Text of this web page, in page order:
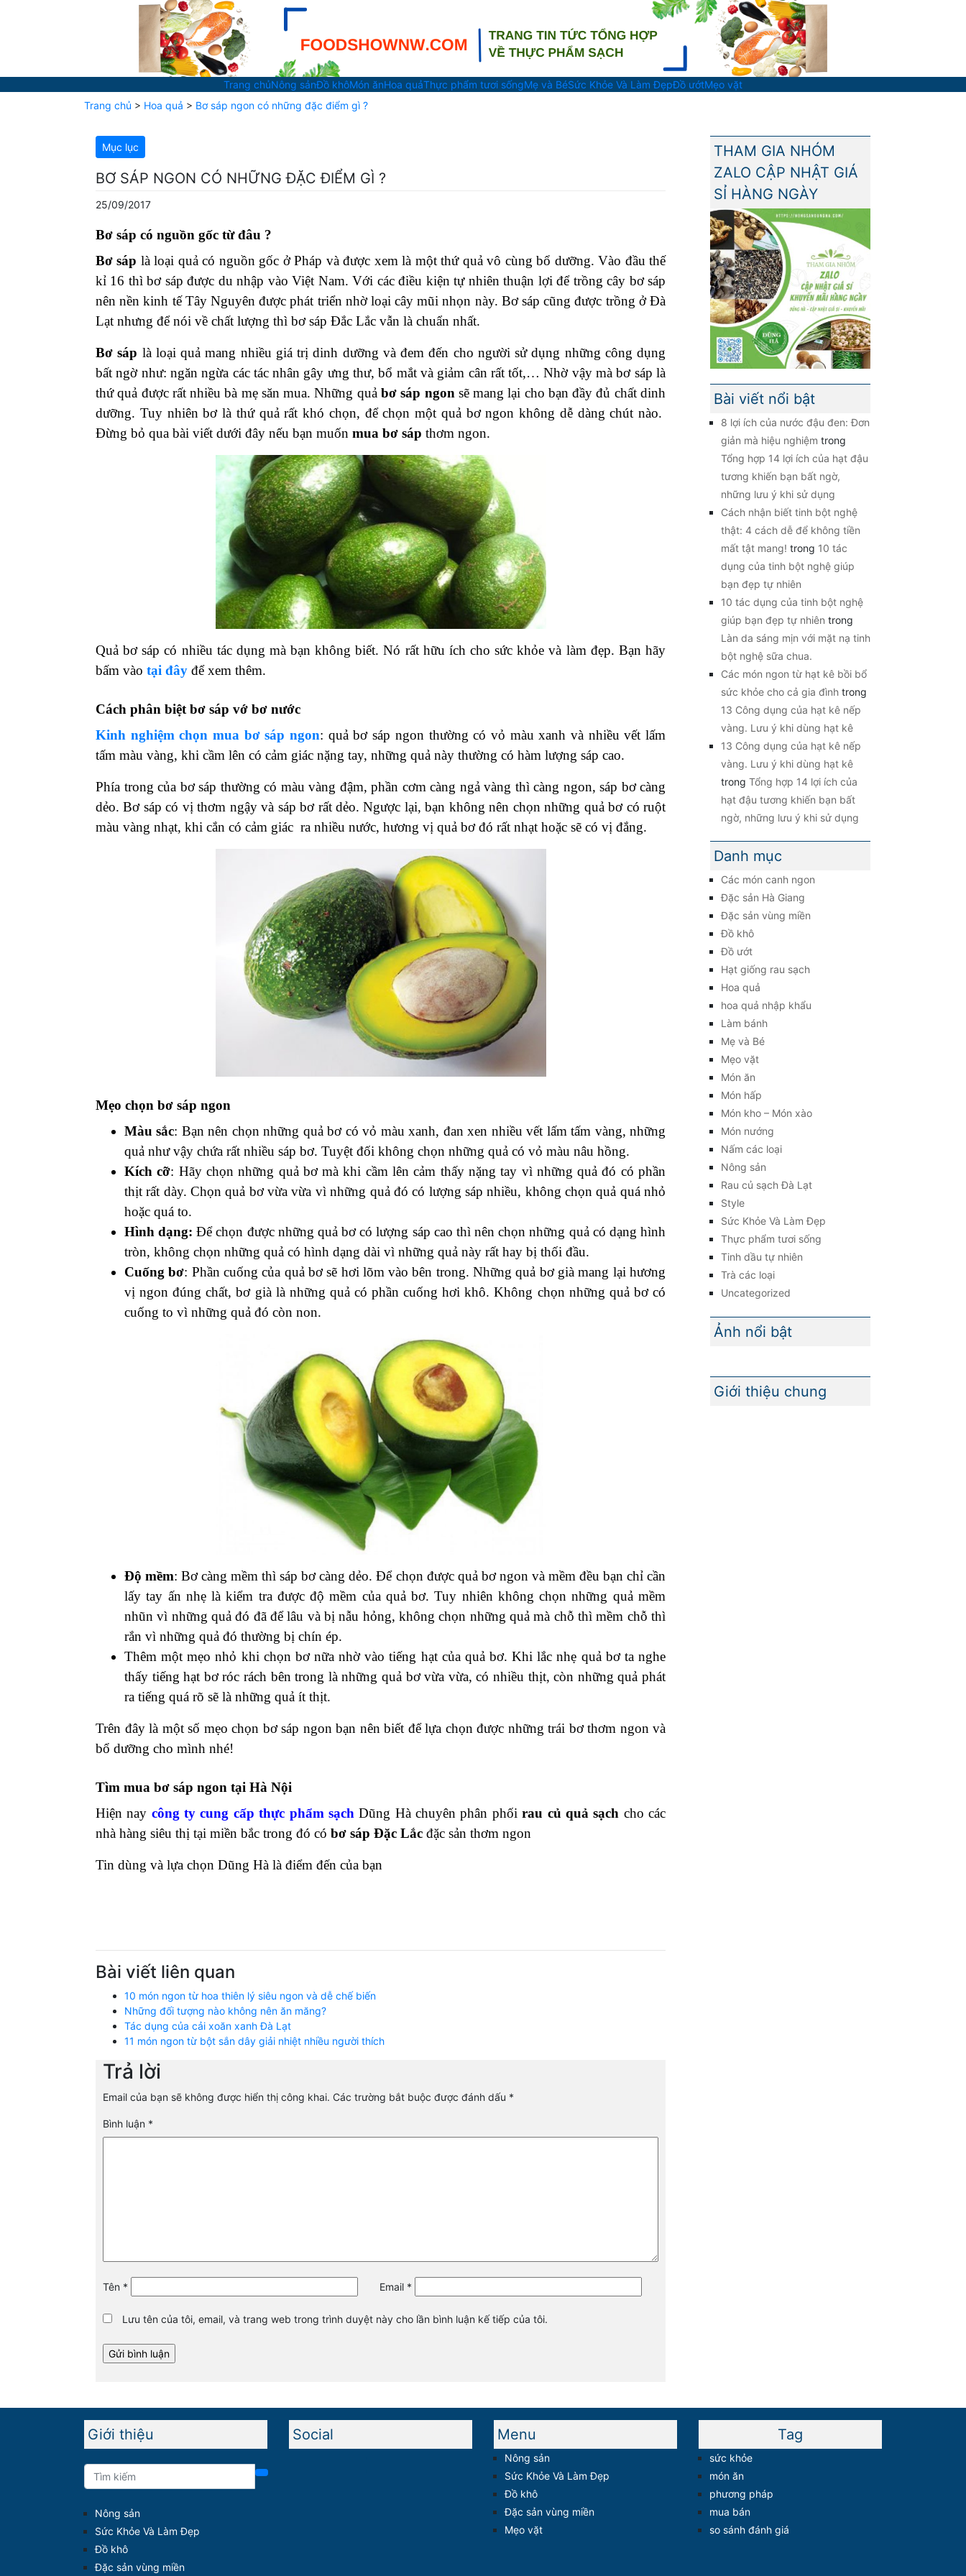
Trang chủNông sảnĐồ khôMón ănHoa quảThực phẩm tươi sốngMẹ và BéSức Khỏe Và Làm ĐẹpĐồ ướtMẹo vặt
Trang chủ > Hoa quả > Bơ sáp ngon có những đặc điểm gì ?
Mục lục
BƠ SÁP NGON CÓ NHỮNG ĐẶC ĐIỂM GÌ ?
25/09/2017
Bơ sáp có nguồn gốc từ đâu ?
Bơ sáp là loại quả có nguồn gốc ở Pháp và được xem là một thứ quả vô cùng bổ dưỡng. Vào đầu thế
kỉ 16 thì bơ sáp được du nhập vào Việt Nam. Với các điều kiện tự nhiên thuận lợi để trồng cây bơ sáp
nên nền kinh tế Tây Nguyên được phát triển nhờ loại cây mũi nhọn này. Bơ sáp cũng được trồng ở Đà
Lạt nhưng để nói về chất lượng thì bơ sáp Đắc Lắc vẫn là chuẩn nhất.
Bơ sáp là loại quả mang nhiều giá trị dinh dưỡng và đem đến cho người sử dụng những công dụng
bất ngờ như: ngăn ngừa các tác nhân gây ưng thư, bổ mắt và giảm cân rất tốt,… Nhờ vậy mà bơ sáp là
thứ quả được rất nhiều bà mẹ săn mua. Những quả bơ sáp ngon sẽ mang lại cho bạn đầy đủ chất dinh
dưỡng. Tuy nhiên bơ là thứ quả rất khó chọn, để chọn một quả bơ ngon không dễ dàng chút nào.
Đừng bỏ qua bài viết dưới đây nếu bạn muốn mua bơ sáp thơm ngon.
Quả bơ sáp có nhiều tác dụng mà bạn không biết. Nó rất hữu ích cho sức khỏe và làm đẹp. Bạn hãy
bấm vào tại đây để xem thêm.
Cách phân biệt bơ sáp vớ bơ nước
Kinh nghiệm chọn mua bơ sáp ngon: quả bơ sáp ngon thường có vỏ màu xanh và nhiều vết lấm
tấm màu vàng, khi cầm lên có cảm giác nặng tay, những quả này thường có hàm lượng sáp cao.
Phía trong của bơ sáp thường có màu vàng đậm, phần cơm càng ngả vàng thì càng ngon, sáp bơ càng
dẻo. Bơ sáp có vị thơm ngậy và sáp bơ rất dẻo. Ngược lại, bạn không nên chọn những quả bơ có ruột
màu vàng nhạt, khi cắn có cảm giác ra nhiều nước, hương vị quả bơ đó rất nhạt hoặc sẽ có vị đắng.
Mẹo chọn bơ sáp ngon
Màu sắc: Bạn nên chọn những quả bơ có vỏ màu xanh, đan xen nhiều vết lấm tấm vàng, những
quả như vậy chứa rất nhiều sáp bơ. Tuyệt đối không chọn những quả có vỏ màu nâu hồng.
Kích cỡ: Hãy chọn những quả bơ mà khi cầm lên cảm thấy nặng tay vì những quả đó có phần
thịt rất dày. Chọn quả bơ vừa vừa vì những quả đó có lượng sáp nhiều, không chọn quả quá nhỏ
hoặc quá to.
Hình dạng: Để chọn được những quả bơ có lượng sáp cao thì nên chọn những quả có dạng hình
tròn, không chọn những quả có hình dạng dài vì những quả này rất hay bị thối đầu.
Cuống bơ: Phần cuống của quả bơ sẽ hơi lõm vào bên trong. Những quả bơ già mang lại hương
vị ngon đúng chất, bơ già là những quả có phần cuống hơi khô. Không chọn những quả bơ có
cuống to vì những quả đó còn non.
Độ mềm: Bơ càng mềm thì sáp bơ càng dẻo. Để chọn được quả bơ ngon và mềm đều bạn chỉ cần
lấy tay ấn nhẹ là kiểm tra được độ mềm của quả bơ. Tuy nhiên không chọn những quả mềm
nhũn vì những quả đó đã để lâu và bị nẫu hỏng, không chọn những quả mà chỗ thì mềm chỗ thì
rắn vì những quả đó thường bị chín ép.
Thêm một mẹo nhỏ khi chọn bơ nữa nhờ vào tiếng hạt của quả bơ. Khi lắc nhẹ quả bơ ta nghe
thấy tiếng hạt bơ róc rách bên trong là những quả bơ vừa vừa, có nhiều thịt, còn những quả phát
ra tiếng quá rõ sẽ là những quả ít thịt.
Trên đây là một số mẹo chọn bơ sáp ngon bạn nên biết để lựa chọn được những trái bơ thơm ngon và
bổ dưỡng cho mình nhé!
Tìm mua bơ sáp ngon tại Hà Nội
Hiện nay công ty cung cấp thực phẩm sạch Dũng Hà chuyên phân phốirau củ quả sạch cho các
nhà hàng siêu thị tại miền bắc trong đó có bơ sáp Đặc Lắc đặc sản thơm ngon
Tin dùng và lựa chọn Dũng Hà là điểm đến của bạn
Bài viết liên quan
10 món ngon từ hoa thiên lý siêu ngon và dễ chế biến
Những đối tượng nào không nên ăn măng?
Tác dụng của cải xoăn xanh Đà Lạt
11 món ngon từ bột sắn dây giải nhiệt nhiều người thích
Trả lời
Email của bạn sẽ không được hiển thị công khai. Các trường bắt buộc được đánh dấu *
Bình luận *
Tên * Email *
Lưu tên của tôi, email, và trang web trong trình duyệt này cho lần bình luận kế tiếp của tôi.
THAM GIA NHÓM
ZALO CẬP NHẬT GIÁ
SỈ HÀNG NGÀY
Bài viết nổi bật
8 lợi ích của nước đậu đen: Đơn
giản mà hiệu nghiệm trong
Tổng hợp 14 lợi ích của hạt đậu
tương khiến bạn bất ngờ,
những lưu ý khi sử dụng
Cách nhận biết tinh bột nghệ
thật: 4 cách dễ để không tiền
mất tật mang! trong 10 tác
dụng của tinh bột nghệ giúp
bạn đẹp tự nhiên
10 tác dụng của tinh bột nghệ
giúp bạn đẹp tự nhiên trong
Làn da sáng mịn với mặt nạ tinh
bột nghệ sữa chua.
Các món ngon từ hạt kê bồi bổ
sức khỏe cho cả gia đình trong
13 Công dụng của hạt kê nếp
vàng. Lưu ý khi dùng hạt kê
13 Công dụng của hạt kê nếp
vàng. Lưu ý khi dùng hạt kê
trong Tổng hợp 14 lợi ích của
hạt đậu tương khiến bạn bất
ngờ, những lưu ý khi sử dụng
Danh mục
Các món canh ngon
Đặc sản Hà Giang
Đặc sản vùng miền
Đồ khô
Đồ ướt
Hạt giống rau sạch
Hoa quả
hoa quả nhập khẩu
Làm bánh
Mẹ và Bé
Mẹo vặt
Món ăn
Món hấp
Món kho – Món xào
Món nướng
Nấm các loại
Nông sản
Rau củ sạch Đà Lạt
Style
Sức Khỏe Và Làm Đẹp
Thực phẩm tươi sống
Tinh dầu tự nhiên
Trà các loại
Uncategorized
Ảnh nổi bật
Giới thiệu chung
Giới thiệu
Nông sản
Sức Khỏe Và Làm Đẹp
Đồ khô
Đặc sản vùng miền
Social Menu
Nông sản
Sức Khỏe Và Làm Đẹp
Đồ khô
Đặc sản vùng miền
Mẹo vặt
Tag
sức khỏe
món ăn
phương pháp
mua bán
so sánh đánh giá